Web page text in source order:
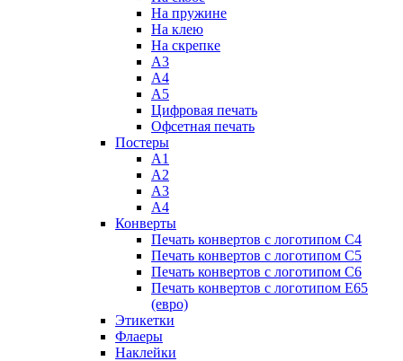
На пружине
На клею
На скрепке
А3
А4
А5
Цифровая печать
Офсетная печать
Постеры
А1
А2
А3
А4
Конверты
Печать конвертов с логотипом С4
Печать конвертов с логотипом C5
Печать конвертов с логотипом С6
Печать конвертов с логотипом E65
(евро)
Этикетки
Флаеры
Наклейки